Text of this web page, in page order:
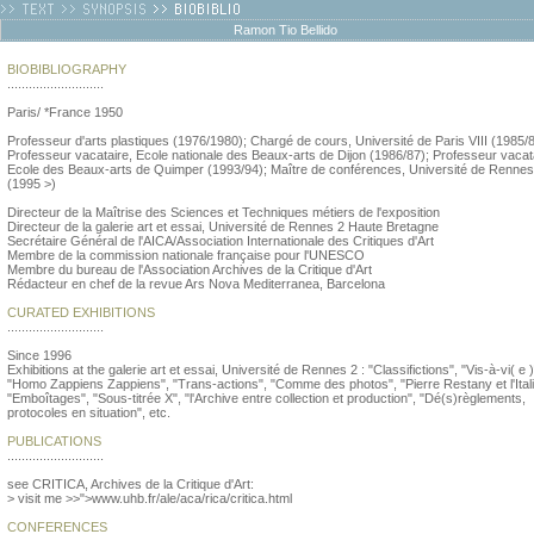
Ramon Tio Bellido
BIOBIBLIOGRAPHY
Paris/ *France 1950
Professeur d'arts plastiques (1976/1980); Chargé de cours, Université de Paris VIII (1985/
Professeur vacataire, Ecole nationale des Beaux-arts de Dijon (1986/87); Professeur
Ecole des Beaux-arts de Quimper (1993/94); Maître de conférences, Université de
(1995 >)
Directeur de la Maîtrise des Sciences et Techniques métiers de l'exposition
Directeur de la galerie art et essai, Université de Rennes 2 Haute Bretagne
Secrétaire Général de l'AICA/Association Internationale des Critiques d'Art
Membre de la commission nationale française pour l'UNESCO
Membre du bureau de l'Association Archives de la Critique d'Art
Rédacteur en chef de la revue Ars Nova Mediterranea, Barcelona
CURATED EXHIBITIONS
Since 1996
Exhibitions at the galerie art et essai, Université de Rennes 2 : "Classifictions", "Vis-à-vi( e
"Homo Zappiens Zappiens", "Trans-actions", "Comme des photos", "Pierre Restany et
"Emboîtages", "Sous-titrée X", "l'Archive entre collection et production", "Dé(s)règlements,
protocoles en situation", etc.
PUBLICATIONS
see CRITICA, Archives de la Critique d'Art:
> visit me >>">www.uhb.fr/ale/aca/rica/critica.html
CONFERENCES